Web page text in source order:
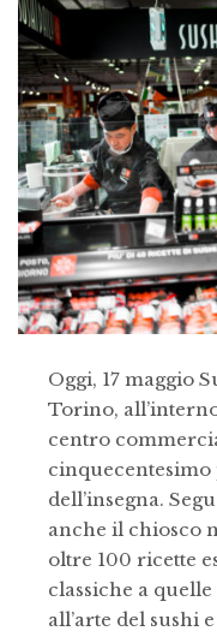
Oggi, 17 maggio
Torino,
centro
dell’insegna.
anche il chiosco
oltre 100 ricette
classiche a
all’arte del sushi